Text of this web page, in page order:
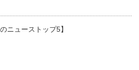
のニューストップ5】